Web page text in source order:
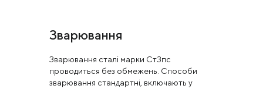
Зварювання
Зварювання сталі марки Ст3пс
проводиться без обмежень. Способи
зварювання стандартні, включають у